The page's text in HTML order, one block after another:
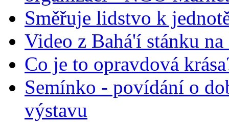
Směřuje lidstvo k
Video z Bahá'í stánku
Co je to opravdová
Semínko - povídání o
výstavu